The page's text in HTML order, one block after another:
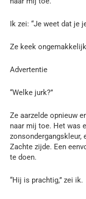
Ik zei: “Je weet dat je
Ze keek
Advertentie
“Welke jurk?”
Ze aarzelde opnieuw
naar mij toe. Het was
zonsondergangskleur,
Zachte zijde. Een
te doen.
“Hij is prachtig,” zei ik.